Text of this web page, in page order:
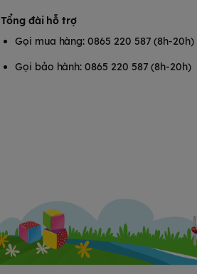
Tổng đài hỗ trợ
Gọi mua hàng: 0865 220 587 (8h-20h)
Gọi bảo hành: 0865 220 587 (8h-20h)